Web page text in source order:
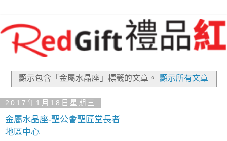
顯示包含「金屬水晶座」 標籤的文章。 顯示所有文章
2017年1月18日星期三
金屬水晶座-聖公會聖匠堂長者
地區中心